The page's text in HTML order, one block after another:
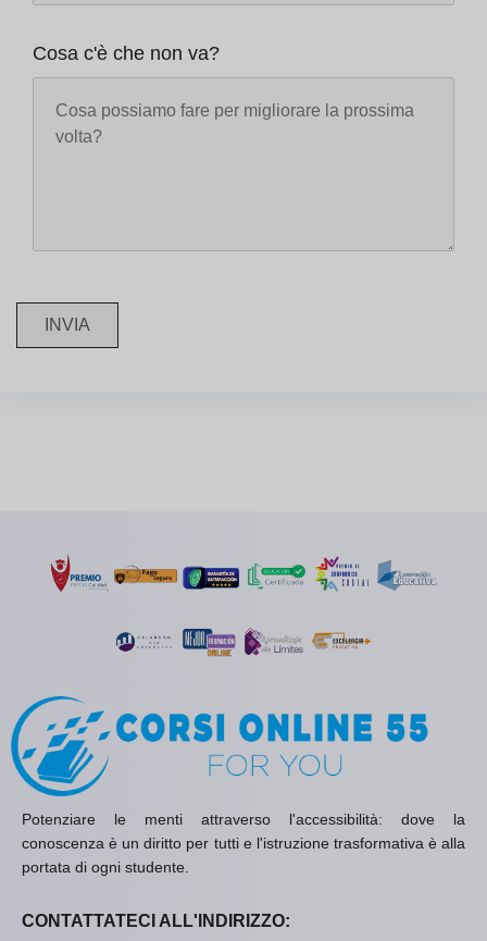
Cosa c'è che non va?
INVIA
Potenziare le menti attraverso l'accessibilità: dove la
conoscenza è un diritto per tutti e l'istruzione trasformativa è alla
portata di ogni studente.
CONTATTATECI ALL'INDIRIZZO: